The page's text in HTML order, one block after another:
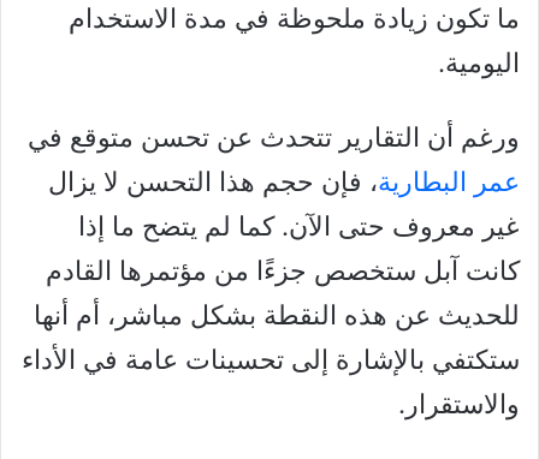
ما تكون زيادة ملحوظة في مدة الاستخدام
اليومية.
ورغم أن التقارير تتحدث عن تحسن متوقع في
عمر البطارية، فإن حجم هذا التحسن لا يزال
غير معروف حتى الآن. كما لم يتضح ما إذا
كانت آبل ستخصص جزءًا من مؤتمرها القادم
للحديث عن هذه النقطة بشكل مباشر، أم أنها
ستكتفي بالإشارة إلى تحسينات عامة في الأداء
والاستقرار.